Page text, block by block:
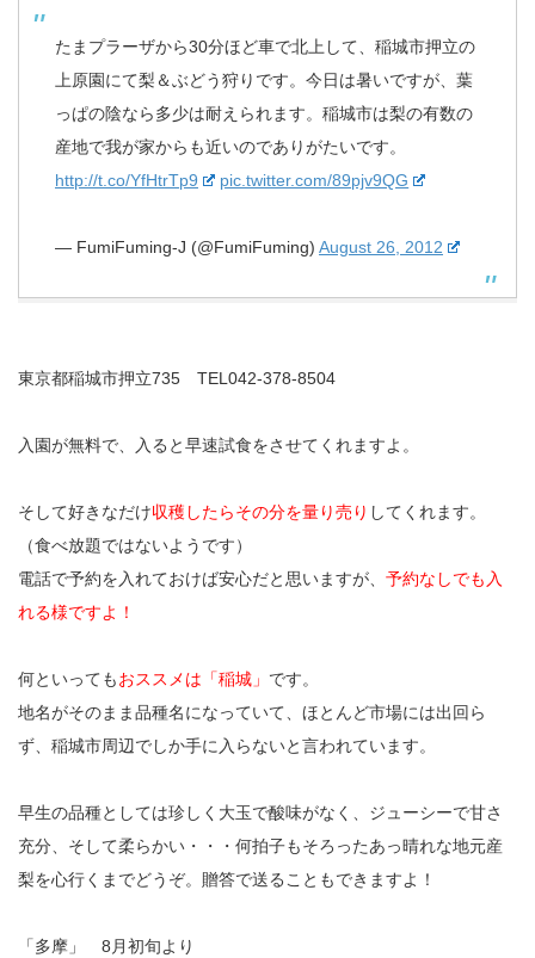
たまプラーザから30分ほど車で北上して、稲城市押立の
上原園にて梨＆ぶどう狩りです。今日は暑いですが、葉
っぱの陰なら多少は耐えられます。稲城市は梨の有数の
産地で我が家からも近いのでありがたいです。
http://t.co/YfHtrTp9
pic.twitter.com/89pjv9QG
— FumiFuming-J (@FumiFuming) August 26, 2012
東京都稲城市押立735 TEL042-378-8504
入園が無料で、入ると早速試食をさせてくれますよ。
そして好きなだけ収穫したらその分を量り売り してくれます。
（食べ放題ではないようです）
電話で予約を入れておけば安心だと思いますが、 予約なしでも入
れる様ですよ！
何といってもおススメは「稲城」 です。
地名がそのまま品種名になっていて、ほとんど市場には出回ら
ず、稲城市周辺でしか手に入らないと言われています。
早生の品種としては珍しく大玉で酸味がなく、ジューシーで甘さ
充分、そして柔らかい・・・何拍子もそろったあっ晴れな地元産
梨を心行くまでどうぞ。贈答で送ることもできますよ！
「多摩」 8月初旬より